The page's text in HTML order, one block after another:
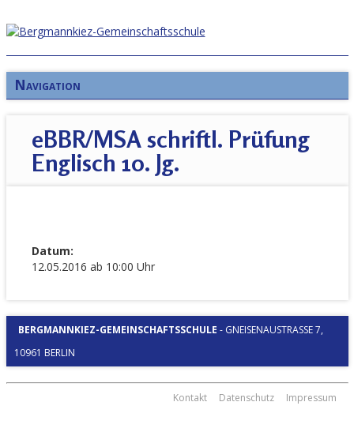
Navigation
eBBR/MSA schriftl. Prüfung
Englisch 10. Jg.
Datum:
12.05.2016 ab 10:00 Uhr
BERGMANNKIEZ-GEMEINSCHAFTSSCHULE - GNEISENAUSTRASSE 7, 1
0961 BERLIN
Kontakt Datenschutz Impressum